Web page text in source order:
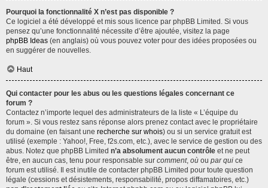
Pourquoi la fonctionnalité X n’est pas disponible ?
Ce logiciel a été développé et mis sous licence par phpBB Limited. Si vous
pensez qu’une fonctionnalité nécessite d’être ajoutée, visitez la page
phpBB Ideas (en anglais) où vous pouvez voter pour des idées proposées ou
en suggérer de nouvelles.
Haut
Qui contacter pour les abus ou les questions légales concernant ce
forum ?
Contactez n’importe lequel des administrateurs de la liste « L’équipe du
forum ». Si vous restez sans réponse alors prenez contact avec le propriétaire
du domaine (en faisant une recherche sur whois) ou si un service gratuit est
utilisé (exemple : Yahoo!, Free, f2s.com, etc.), avec le service de gestion ou des
abus. Notez que phpBB Limited n’a absolument aucun contrôle et ne peut
être, en aucun cas, tenu pour responsable sur comment, où ou par qui ce
forum est utilisé. Il est inutile de contacter phpBB Limited pour toute question
légale (cessions et désistements, responsabilité, propos diffamatoires, etc.)